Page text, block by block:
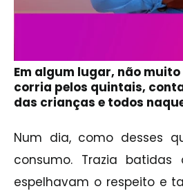
Em algum lugar, não
corria pelos quintais,
das crianças e todos
Num dia, como desses
consumo. Trazia
espelhavam o respeito e